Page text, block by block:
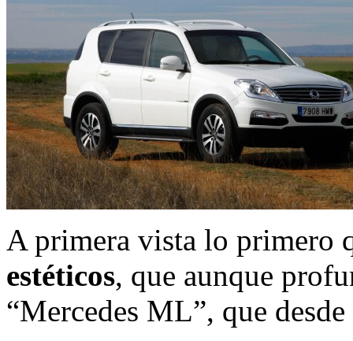
A primera vista lo primero
estéticos, que aunque
“Mercedes ML”, que